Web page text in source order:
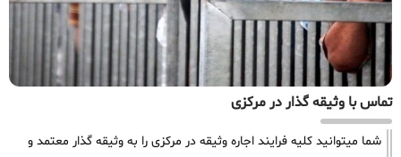
تماس با وثیقه گذار در مرکزی
شما میتوانید کلیه فرایند اجاره وثیقه در مرکزی را به وثیقه گذار معتمد و